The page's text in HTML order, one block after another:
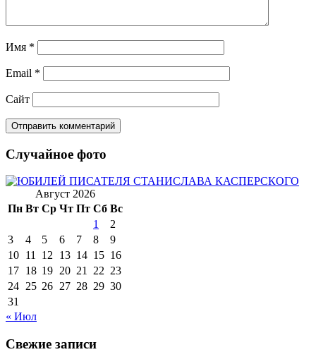
Имя *
Email *
Сайт
Случайное фото
Август 2026
Пн Вт Ср Чт Пт Сб Вс
1
2
3
4 5 6 7 8
9
10 11 12 13 14 15 16
17 18 19 20 21 22 23
24 25 26 27 28 29 30
31
« Июл
Свежие записи